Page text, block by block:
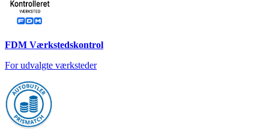
FDM Værkstedskontrol
For udvalgte værksteder